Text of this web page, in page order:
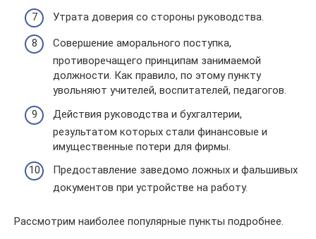
Утрата доверия со стороны руководства.
Совершение аморального поступка,
противоречащего принципам занимаемой
должности. Как правило, по этому пункту
увольняют учителей, воспитателей, педагогов.
Действия руководства и бухгалтерии,
результатом которых стали финансовые и
имущественные потери для фирмы.
Предоставление заведомо ложных и фальшивых
документов при устройстве на работу.
Рассмотрим наиболее популярные пункты подробнее.